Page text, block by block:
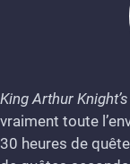
King Arthur
vraiment toute
30 heures de